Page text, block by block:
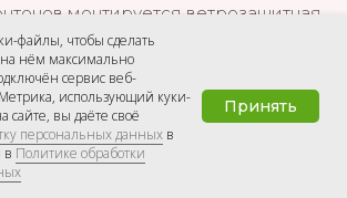
файлы, чтобы сделать
нём максимально
сервис веб-
использующий куки-
сайте, вы даёте своё
персональных данных в
в Политике обработки
Принять
монтируется ветрозащитная
А-100 Смарт» или аналоги
- строганая доска
мм (камерной сушки)
бруса сечением 18х140
сушки). Во фронтоны дома
вентиляционные решетки
образование конденсата).